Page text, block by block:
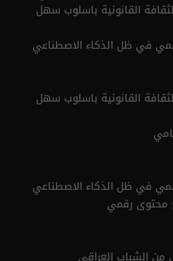
القانونية باسلوب سهل
في ظل الذكاء الاصطناعي
القانونية باسلوب سهل
في ظل الذكاء الاصطناعي
محتوى رقمي
من الشباب العراقي